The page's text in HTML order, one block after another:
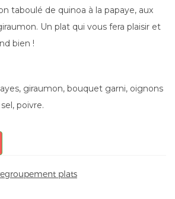
taboulé de quinoa à la papaye, aux
Un plat qui vous fera plaisir et
bien !
giraumon, bouquet garni, oignons
poivre.
plats